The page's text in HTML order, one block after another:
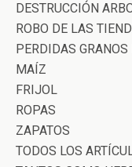
DESTRUCCIÓN
ROBO DE LAS
PERDIDAS GRANOS
MAÍZ
FRIJOL
ROPAS
ZAPATOS
TODOS LOS